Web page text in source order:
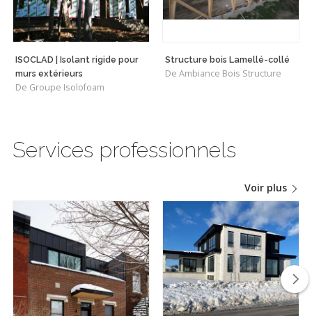
ISOCLAD | Isolant rigide pour
murs extérieurs
De Groupe Isolofoam
Structure bois Lamellé-collé
De Ambiance Bois Structure
Services professionnels
Voir plus